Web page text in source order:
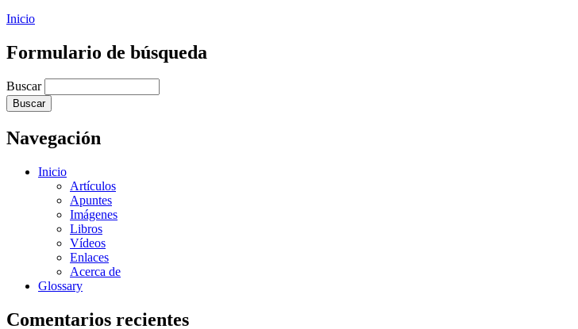
Inicio
Formulario de búsqueda
Buscar
Navegación
Inicio
Artículos
Apuntes
Imágenes
Libros
Vídeos
Enlaces
Acerca de
Glossary
Comentarios recientes